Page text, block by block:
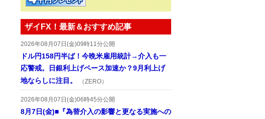
ザイFX！最新＆おすすめ記事
2026年08月07日(金)09時11分公開
ドル円158円半ば！今晩米雇用統計→介入も一
応警戒。日銀利上げペース加速か？9月利上げ
地ならしに注目。
（ZERO）
2026年08月07日(金)06時45分公開
8月7日(金)■『為替介入の影響と更なる実施への